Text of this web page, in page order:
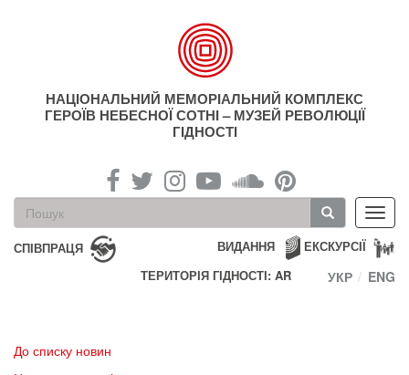
НАЦІОНАЛЬНИЙ МЕМОРІАЛЬНИЙ КОМПЛЕКС
ГЕРОЇВ НЕБЕСНОЇ СОТНІ – МУЗЕЙ РЕВОЛЮЦІЇ
ГІДНОСТІ
Пошукова
форма
Пошук
СПІВПРАЦЯ ЕКСКУРСІЇ
ВИДАННЯ
ТЕРИТОРІЯ ГІДНОСТІ: AR
УКР ENG
До списку новин